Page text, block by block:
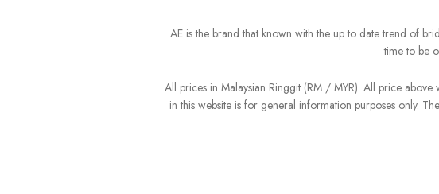
AE is the brand that known with the up to date trend of
time to be
All prices in Malaysian Ringgit (RM / MYR). All price
in this website is for general information purposes only.